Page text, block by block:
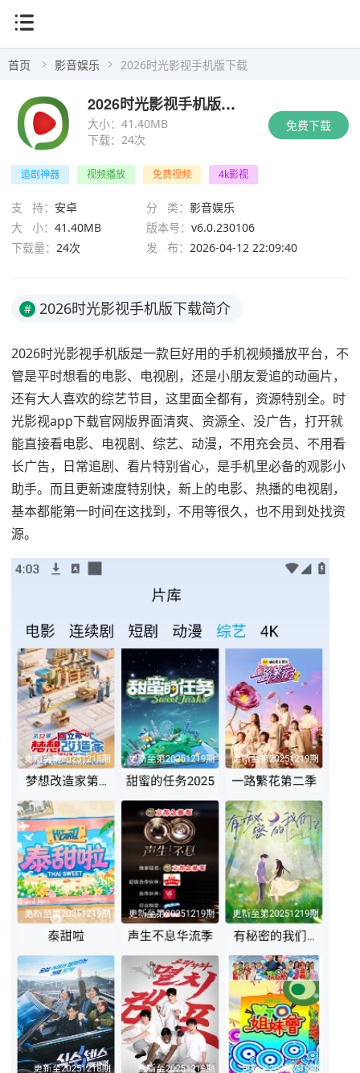
首页 影音娱乐 2026时光影视手机版下载
免费下载
大小： 41.40MB
下载： 24次
2026时光影视手机版下载
追剧神器 视频播放 免费视频 4k影视
支 持： 安卓 分 类： 影音娱乐
大 小： 41.40MB 版本号： v6.0.230106
下载量： 24次 发 布： 2026-04-12 22:09:40
# 2026时光影视手机版下载简介
2026时光影视手机版是一款巨好用的手机视频播放平台，不
管是平时想看的电影、电视剧，还是小朋友爱追的动画片，
还有大人喜欢的综艺节目，这里面全都有，资源特别全。时
光影视app下载官网版界面清爽、资源全、没广告，打开就
能直接看电影、电视剧、综艺、动漫，不用充会员、不用看
长广告，日常追剧、看片特别省心，是手机里必备的观影小
助手。而且更新速度特别快，新上的电影、热播的电视剧，
基本都能第一时间在这找到，不用等很久，也不用到处找资
源。